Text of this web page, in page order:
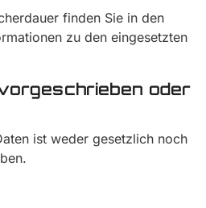
finden Sie in den
zu den eingesetzten
oder
ist weder gesetzlich noch